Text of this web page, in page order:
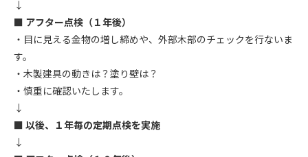
↓
■ アフター点検（１年後）
・目に見える金物の増し締めや、外部木部のチェックを行ないま
す。
・木製建具の動きは？塗り壁は？
・慎重に確認いたします。
↓
■ 以後、１年毎の定期点検を実施
↓